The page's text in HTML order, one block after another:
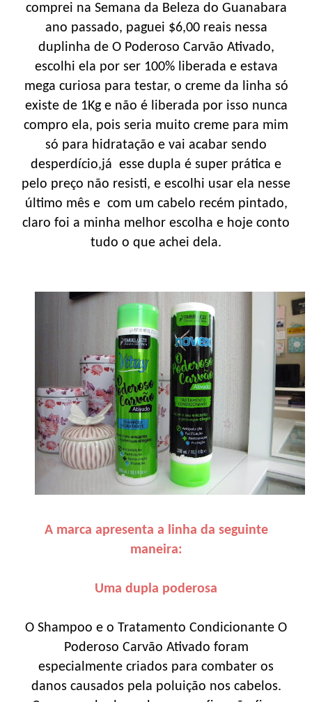
comprei na Semana da Beleza do Guanabara
ano passado, paguei $6,00 reais nessa
duplinha de O Poderoso Carvão Ativado,
escolhi ela por ser 100% liberada e estava
mega curiosa para testar, o creme da linha só
existe de 1Kg e não é liberada por isso nunca
compro ela, pois seria muito creme para mim
só para hidratação e vai acabar sendo
desperdício,já esse dupla é super prática e
pelo preço não resisti, e escolhi usar ela nesse
último mês e com um cabelo recém pintado,
claro foi a minha melhor escolha e hoje conto
tudo o que achei dela.
A marca apresenta a linha da seguinte
maneira:
Uma dupla poderosa
O Shampoo e o Tratamento Condicionante O
Poderoso Carvão Ativado foram
especialmente criados para combater os
danos causados pela poluição nos cabelos.